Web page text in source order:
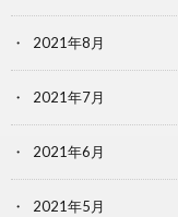
2021年8月
2021年7月
2021年6月
2021年5月